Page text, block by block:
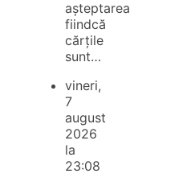
așteptarea
fiindcă
cărțile
sunt…
vineri,
7
august
2026
la
23:08